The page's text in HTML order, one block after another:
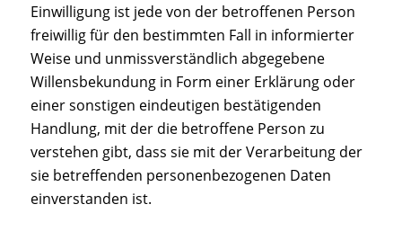
Einwilligung ist jede von der betroffenen Person
freiwillig für den bestimmten Fall in informierter
Weise und unmissverständlich abgegebene
Willensbekundung in Form einer Erklärung oder
einer sonstigen eindeutigen bestätigenden
Handlung, mit der die betroffene Person zu
verstehen gibt, dass sie mit der Verarbeitung der
sie betreffenden personenbezogenen Daten
einverstanden ist.